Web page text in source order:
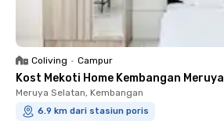
Coliving • Campur
Kost Mekoti Home Kembangan Meruya
Meruya Selatan, Kembangan
6.9 km dari stasiun poris